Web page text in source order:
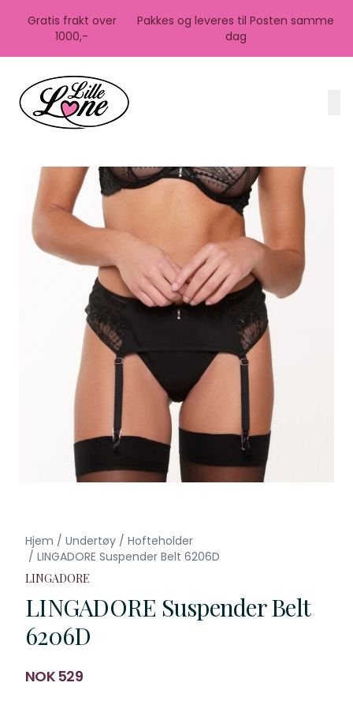
Gratis frakt over
1000,-
Pakkes og leveres til Posten samme
dag
Hjem / Undertøy / Hofteholder
/ LINGADORE Suspender Belt 6206D
LINGADORE
LINGADORE Suspender Belt
6206D
Produktdetaljer
NOK 529